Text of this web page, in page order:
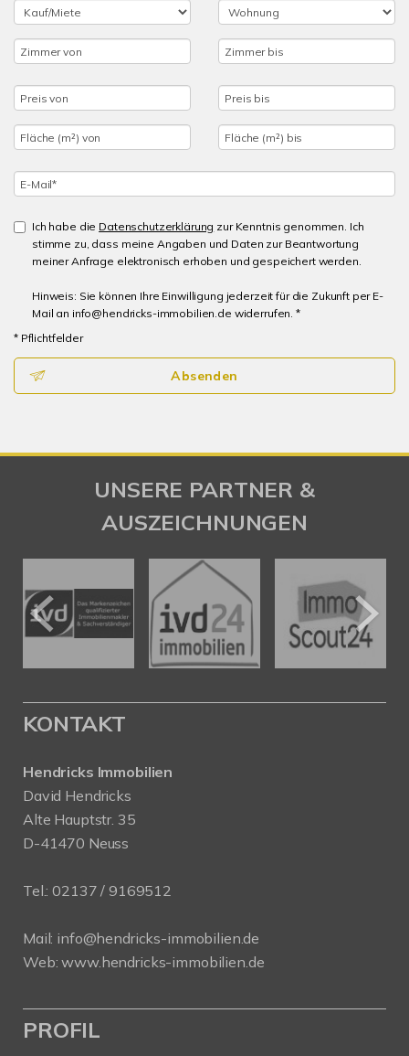
Ich habe die Datenschutzerklärung zur Kenntnis genommen. Ich
stimme zu, dass meine Angaben und Daten zur Beantwortung
meiner Anfrage elektronisch erhoben und gespeichert werden.
Hinweis: Sie können Ihre Einwilligung jederzeit für die Zukunft per E-
Mail an info@hendricks-immobilien.de widerrufen. *
* Pflichtfelder
Absenden
UNSERE PARTNER &
AUSZEICHNUNGEN
KONTAKT
Hendricks Immobilien
David Hendricks
Alte Hauptstr. 35
D-41470 Neuss
Tel.: 02137 / 9169512
Mail: info@hendricks-immobilien.de
Web:www.hendricks-immobilien.de
PROFIL